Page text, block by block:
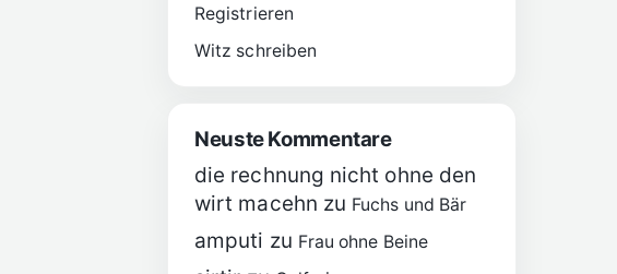
Registrieren
Witz schreiben
Neuste Kommentare
die rechnung nicht ohne den
wirt macehn zu Fuchs und Bär
amputi zu Frau ohne Beine